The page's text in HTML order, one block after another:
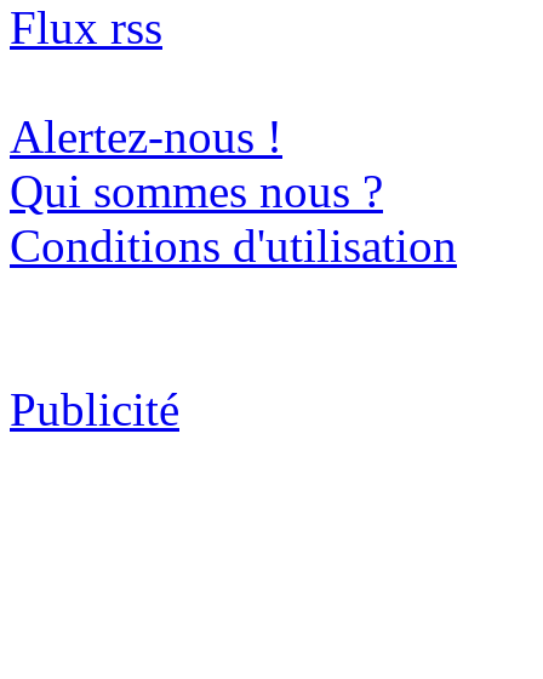
Flux rss
Alertez-nous !
Qui sommes nous ?
Conditions d'utilisation
Publicité